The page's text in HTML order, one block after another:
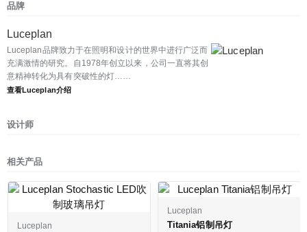
品牌
Luceplan
Luceplan品牌致力于在照明和设计的世界中进行广泛而
充满激情的研究。自1978年创立以来，公司一直将其创
意精神转化为具有突破性的灯……
查看Luceplan介绍
设计师
相关产品
Luceplan
Luceplan
Titania铝制吊灯